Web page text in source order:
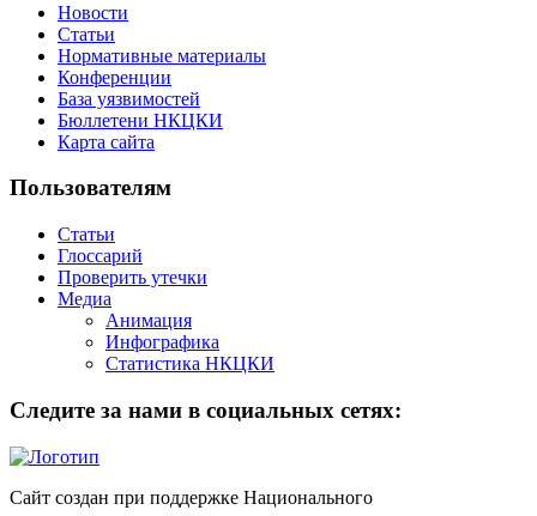
Новости
Статьи
Нормативные материалы
Конференции
База уязвимостей
Бюллетени НКЦКИ
Карта сайта
Пользователям
Статьи
Глоссарий
Проверить утечки
Медиа
Анимация
Инфографика
Статистика НКЦКИ
Следите за нами в социальных сетях:
Сайт создан при поддержке Национального